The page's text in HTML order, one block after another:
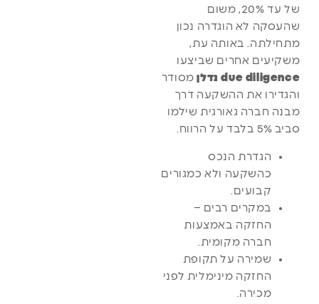
של עד 20%, משום
שהעסקה לא הוגדרה נכון
מתחילתה. באותה עת,
משקיעים אחרים שביצעו
due diligence נדלן
מסודר
והגדירו את ההשקעה דרך
מבנה חברה גאורגית שילמו
סביב 5% בלבד על הרווח.
הגדרת הנכס
כהשקעה ולא כמגורים
קבועים.
במקרים רבים –
החזקה באמצעות
חברה מקומית.
שמירה על תקופת
החזקה מינימלית לפני
מכירה.